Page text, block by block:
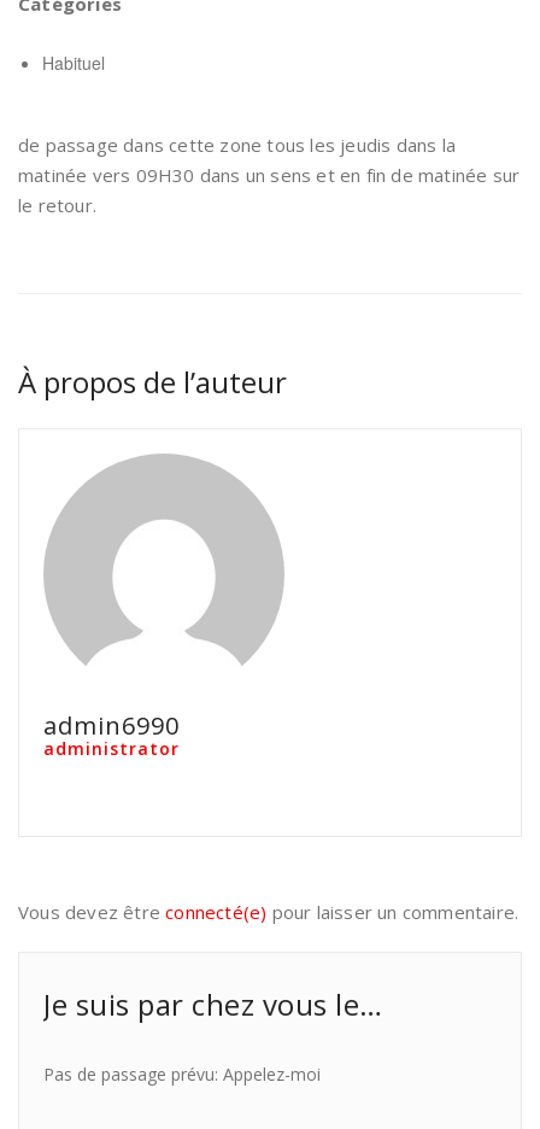
Habituel
de passage dans cette zone tous les jeudis dans la
matinée vers 09H30 dans un sens et en fin de matinée sur
le retour.
À propos de l’auteur
admin6990
administrator
Vous devez êtreconnecté(e) pour laisser un commentaire.
Je suis par chez vous le…
Pas de passage prévu: Appelez-moi